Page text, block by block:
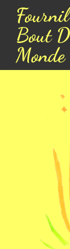
Bout
Monde